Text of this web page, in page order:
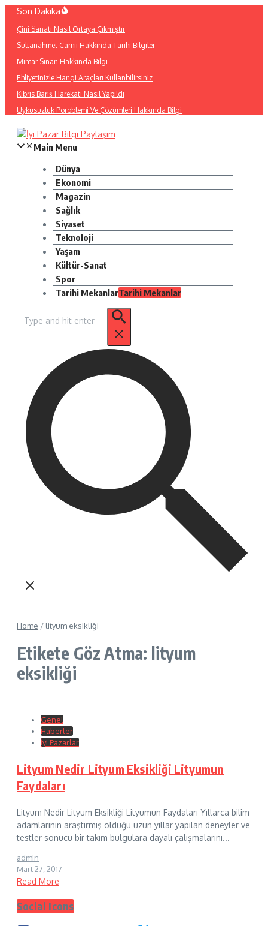
İçeriğe
Son Dakika
Çini Sanatı Nasıl Ortaya Çıkmıştır
Sultanahmet Camii Hakkında Tarihi Bilgiler
Mimar Sinan Hakkında Bilgi
Ehliyetinizle Hangi Araçları Kullanbilirsiniz
Kıbrıs Barış Harekatı Nasıl Yapıldı
Uykusuzluk Poroblemi Ve Çözümleri Hakkında Bilgi
Main Menu
Dünya
Ekonomi
Magazin
Sağlık
Siyaset
Teknoloji
Yaşam
Kültür-Sanat
Spor
Tarihi MekanlarTarihi Mekanlar
Home / lityum eksikliği
Etikete Göz Atma: lityum
eksikliği
Genel
Haberler
İyi Pazarlar
Lityum Nedir Lityum Eksikliği Lityumun
Faydaları
Lityum Nedir Lityum Eksikliği Lityumun Faydaları Yıllarca bilim
adamlarının araştırmış olduğu uzun yıllar yapılan deneyler ve
testler sonucu bir takım bulgulara dayalı çalışmalarını...
admin
Mart 27, 2017
Read More
Social Icons